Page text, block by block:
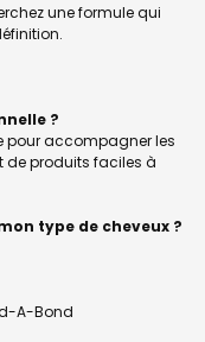
une formule qui
?
pour accompagner les
de produits faciles à
type de cheveux ?
A-Bond